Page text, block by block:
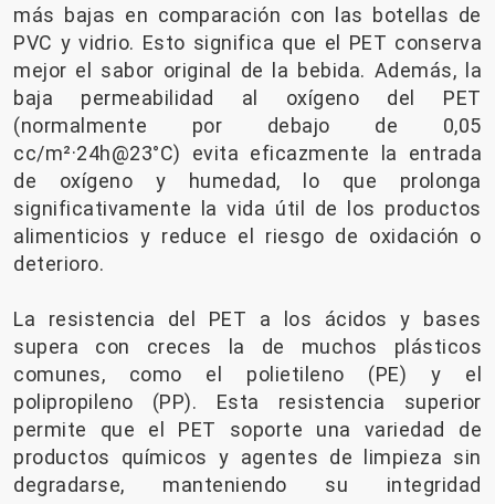
más bajas en comparación con las botellas de
PVC y vidrio. Esto significa que el PET conserva
mejor el sabor original de la bebida. Además, la
baja permeabilidad al oxígeno del PET
(normalmente por debajo de 0,05
cc/m²·24h@23°C) evita eficazmente la entrada
de oxígeno y humedad, lo que prolonga
significativamente la vida útil de los productos
alimenticios y reduce el riesgo de oxidación o
deterioro.
La resistencia del PET a los ácidos y bases
supera con creces la de muchos plásticos
comunes, como el polietileno (PE) y el
polipropileno (PP). Esta resistencia superior
permite que el PET soporte una variedad de
productos químicos y agentes de limpieza sin
degradarse, manteniendo su integridad